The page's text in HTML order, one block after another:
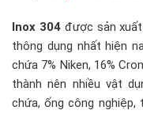
Inox 304được sản xuất
thông dụng nhất hiện
chứa 7% Niken, 16%
thành nên nhiều vật
chứa, ống công nghiệp,